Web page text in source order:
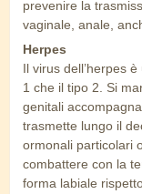
prevenire la
vaginale, anale,
Herpes
Il virus dell’herpes
1 che il tipo 2. Si
genitali
trasmette lungo il
ormonali particolari
combattere con la
forma labiale